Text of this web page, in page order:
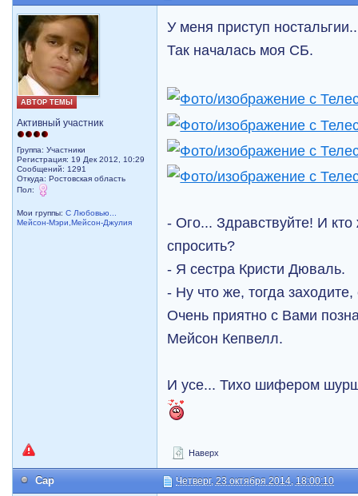
АВТОР ТЕМЫ
Активный участник
Группа: Участники
Регистрация: 19 Дек 2012, 10:29
Сообщений: 1291
Откуда: Ростовская область
Пол:
Мои группы:С Любовью...
Мейсон-Мэри,Мейсон-Джулия
У меня приступ
Так началась моя СБ.
- Ого... Здравствуйте! И
спросить?
- Я сестра Кристи Дюваль.
- Ну что же, тогда
Очень приятно с Вами
Мейсон Кепвелл.
И усе... Тихо шифером
Наверх
Cap Четверг, 23 октября 2014, 18:00:10